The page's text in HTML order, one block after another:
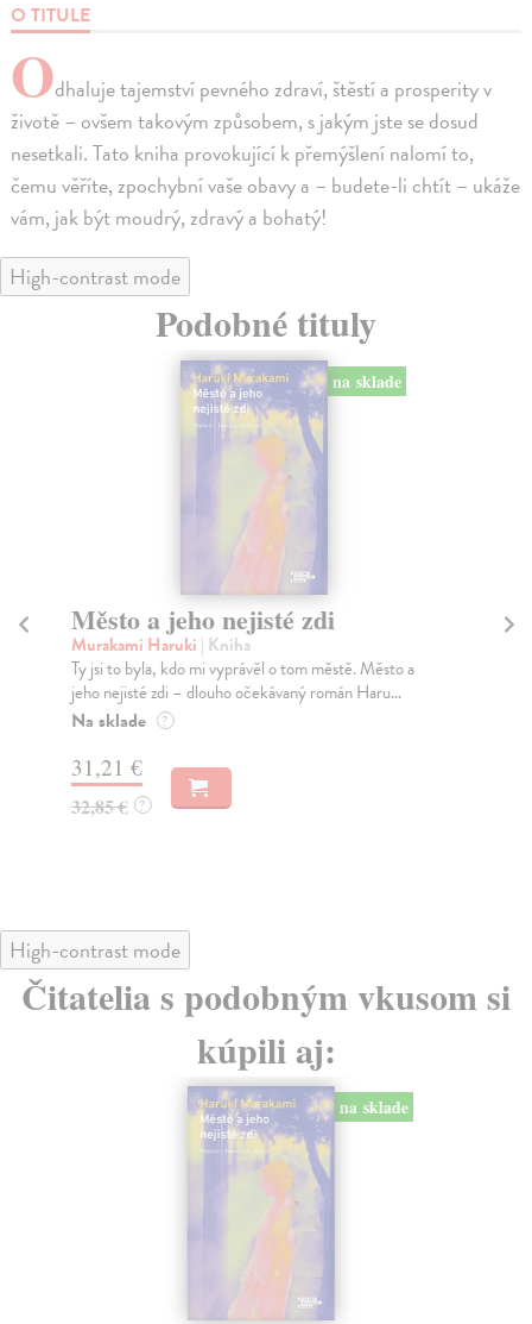
O TITULE
Odhaluje tajemství pevného zdraví, štěstí a prosperity v
životě – ovšem takovým způsobem, s jakým jste se dosud
nesetkali. Tato kniha provokující k přemýšlení nalomí to,
čemu věříte, zpochybní vaše obavy a – budete-li chtít – ukáže
vám, jak být moudrý, zdravý a bohatý!
High-contrast mode
Podobné tituly
na sklade
Město a jeho nejisté zdi
Murakami Haruki | Kniha
Ty jsi to byla, kdo mi vyprávěl o tom městě. Město a
jeho nejisté zdi – dlouho očekávaný román Haru...
Na sklade ?
31,21 €
32,85 € ?
High-contrast mode
Čitatelia s podobným vkusom si
kúpili aj:
na sklade